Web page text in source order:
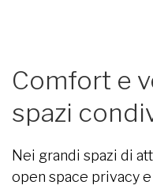
Comfort e
spazi
Nei grandi spazi di
open space privacy